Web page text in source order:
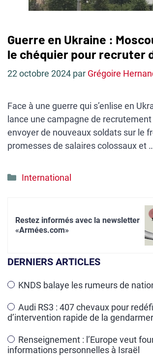
Guerre en Ukraine :
le chéquier pour recruter
22 octobre 2024 par Grégoire
Face à une guerre qui s’enlise en
lance une campagne de
envoyer de nouveaux soldats sur le
promesses de salaires colossaux et
Catégories
International
Restez informés avec la newsletter
«Armées.com»
DERNIERS ARTICLES
KNDS balaye les rumeurs de
Audi RS3 : 407 chevaux pour
d’intervention rapide de la
Renseignement : l’Europe veut
informations personnelles à Israël